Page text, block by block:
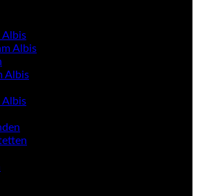
Albis
Albis
Albis
Albis